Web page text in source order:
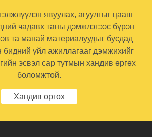
явуулах, агуулгыг цааш
чадавх таны дэмжлэгээс бүрэн
та манай материалуудыг бусдад
бидний үйл ажиллагааг дэмжихийг
эсвэл сар тутмын хандив өргөх
боломжтой.
Хандив өргөх